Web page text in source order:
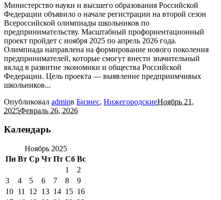
Министерство науки и высшего образования Российской
Федерации объявило о начале регистрации на второй сезон
Всероссийской олимпиады школьников по
предпринимательству. Масштабный профориентационный
проект пройдет с ноября 2025 по апрель 2026 года.
Олимпиада направлена на формирование нового поколения
предпринимателей, которые смогут внести значительный
вклад в развитие экономики и общества Российской
Федерации. Цель проекта — выявление предприимчивых
школьников...
Опубликовал adminв Бизнес, НижегородскиеНоябрь 21,
2025Февраль 26, 2026
Календарь
Ноябрь 2025
Пн Вт Ср Чт Пт Сб Вс
1
2
3
4 5 6 7 8
9
10 11 12 13 14 15 16